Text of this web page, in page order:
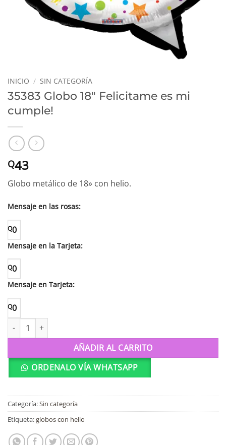
INICIO / SIN CATEGORÍA
35383 Globo 18″ Felicitame es mi
cumple!
Q43
Globo metálico de 18» con helio.
Mensaje en las rosas:
Q0
Mensaje en la Tarjeta:
Q0
Mensaje en Tarjeta:
Q0
35383 Globo 18" Felicitame es mi cumple! cantidad
AÑADIR AL CARRITO
ORDENALO VÍA WHATSAPP
Categoría:Sin categoría
Etiqueta:globos con helio